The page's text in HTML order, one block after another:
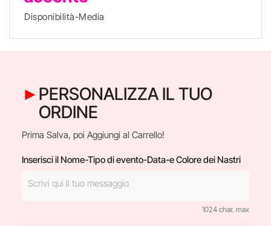
Disponibilità-Media
PERSONALIZZA IL TUO
ORDINE
Prima Salva, poi Aggiungi al Carrello!
Inserisci il Nome-Tipo di evento-Data-e Colore dei Nastri
1024 char. max